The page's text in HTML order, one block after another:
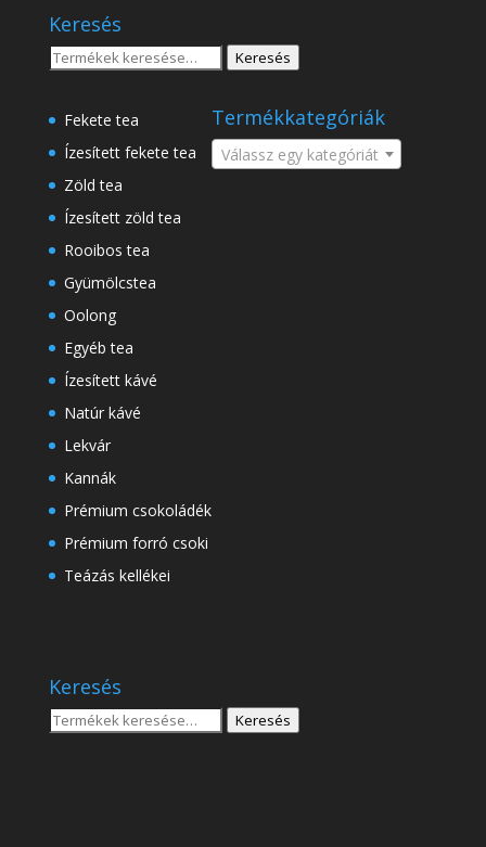
8
.500 Ft
Keresés
Keresés
Keresés
Fekete tea
Ízesített fekete tea
Zöld tea
Ízesített zöld tea
Rooibos tea
Gyümölcstea
Oolong
Egyéb tea
Ízesített kávé
Natúr kávé
Lekvár
Kannák
Prémium csokoládék
Prémium forró csoki
Teázás kellékei
Termékkategóriák
Válassz egy kategóriát
Keresés
Keresés
Keresés